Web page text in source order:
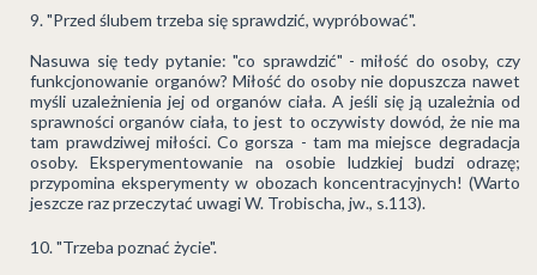
"Przed ślubem trzeba się sprawdzić, wypróbować".
Nasuwa się tedy pytanie: "co sprawdzić" - miłość do osoby, czy
funkcjonowanie organów? Miłość do osoby nie dopuszcza nawet
myśli uzależnienia jej od organów ciała. A jeśli się ją uzależnia od
sprawności organów ciała, to jest to oczywisty dowód, że nie ma
tam prawdziwej miłości. Co gorsza - tam ma miejsce degradacja
osoby. Eksperymentowanie na osobie ludzkiej budzi odrazę;
przypomina eksperymenty w obozach koncentracyjnych! (Warto
jeszcze raz przeczytać uwagi W. Trobischa, jw., s.113).
"Trzeba poznać życie".